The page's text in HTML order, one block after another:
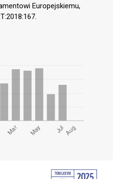
Europejskiemu,